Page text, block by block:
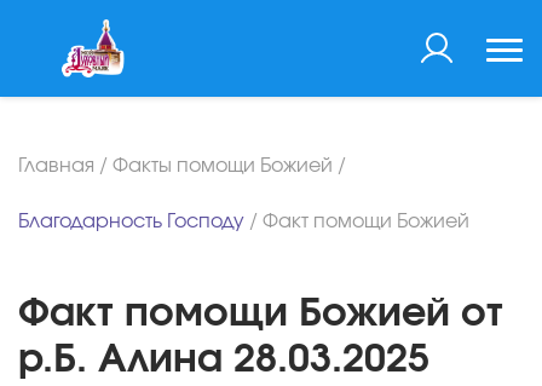
Главная / Факты помощи Божией /
Благодарность Господу / Факт помощи Божией
Факт помощи Божией от
р.Б. Алина 28.03.2025